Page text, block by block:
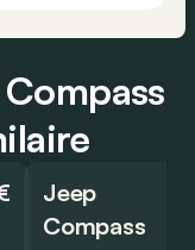
Jeep
Compass